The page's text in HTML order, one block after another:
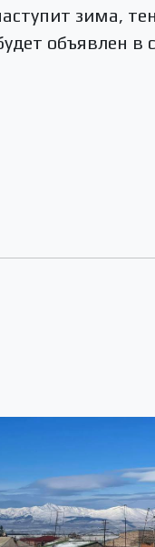
зима,
объявлен в